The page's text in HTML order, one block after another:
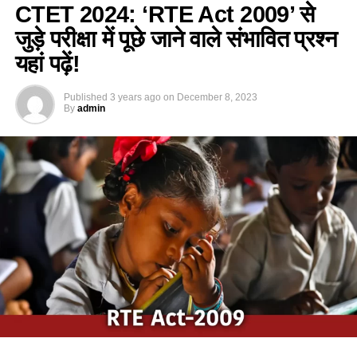
पर्यावरण के अंतर्गत घर और आवाज से जुड़े महत्वपूर्ण
प्रश्न—Home and Shelter Based Important
MCQ For CTET Exam 2024
Q.1 कोई पक्षी पेड़ की ऊँची डाल पर अपना घोंसला बनाता है। यह पक्षी हो
सकता है | / A bird builds its nest at the top of the tree. It
can be a bird.
(a) शकरखोरा / sugar cane
(b) कलचिडी / Kalchidi
(c) कौआ /Crow
(d) फाखता /
Ans-c
CTET 2024: ‘RTE Act 2009’ से
जुड़े परीक्षा में पूछे जाने वाले संभावित प्रश्न
यहां पढ़ें!
Published 3 years ago on December 8, 2023
By admin